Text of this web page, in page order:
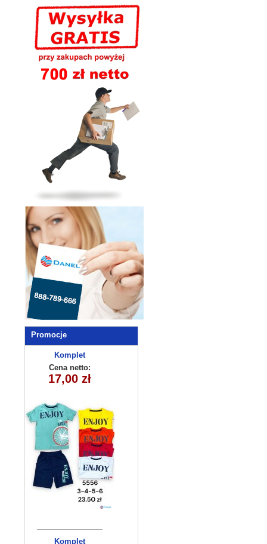
Promocje
Komplet
chlopiecy 5556
(3-6) 4szt
Cena netto:
17,00 zł
Komplet